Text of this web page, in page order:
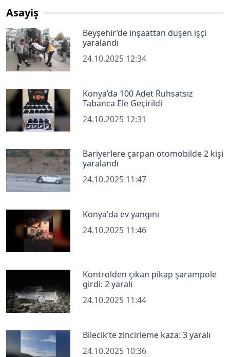
Asayiş
Beyşehir’de inşaattan düşen işçi
yaralandı
24.10.2025 12:34
Konya’da 100 Adet Ruhsatsız
Tabanca Ele Geçirildi
24.10.2025 12:31
Bariyerlere çarpan otomobilde 2 kişi
yaralandı
24.10.2025 11:47
Konya'da ev yangını
24.10.2025 11:46
Kontrolden çıkan pikap şarampole
girdi: 2 yaralı
24.10.2025 11:44
Bilecik’te zincirleme kaza: 3 yaralı
24.10.2025 10:36